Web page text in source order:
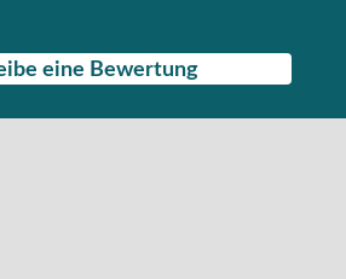
eine Bewertung